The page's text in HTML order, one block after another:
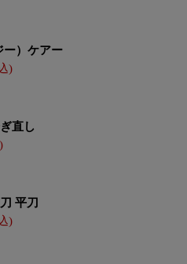
ー）ケアー
直し
平刀